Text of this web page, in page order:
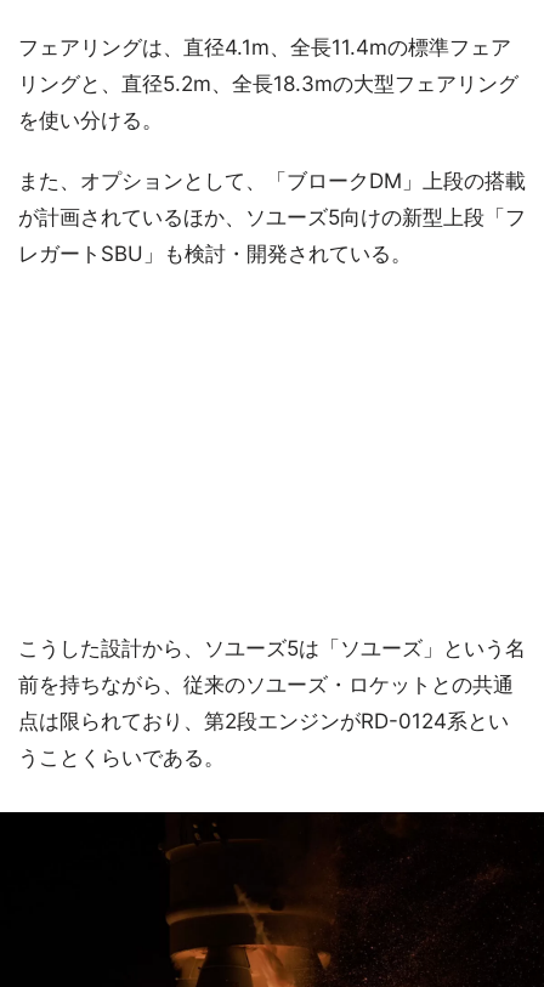
フェアリングは、直径4.1m、全長11.4mの標準フェア
リングと、直径5.2m、全長18.3mの大型フェアリング
を使い分ける。
また、オプションとして、「ブロークDM」上段の搭載
が計画されているほか、ソユーズ5向けの新型上段「フ
レガートSBU」も検討・開発されている。
こうした設計から、ソユーズ5は「ソユーズ」という名
前を持ちながら、従来のソユーズ・ロケットとの共通
点は限られており、第2段エンジンがRD-0124系とい
うことくらいである。